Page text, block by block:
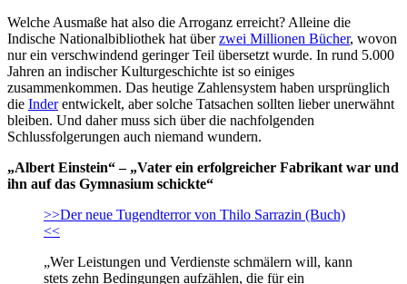
Welche Ausmaße hat also die Arroganz erreicht? Alleine die
Indische Nationalbibliothek hat überzwei Millionen Bücher, wovon
nur ein verschwindend geringer Teil übersetzt wurde. In rund 5.000
Jahren an indischer Kulturgeschichte ist so einiges
zusammenkommen. Das heutige Zahlensystem haben ursprünglich
die Inderentwickelt, aber solche Tatsachen sollten lieber unerwähnt
bleiben. Und daher muss sich über die nachfolgenden
Schlussfolgerungen auch niemand wundern.
„Albert Einstein“ – „Vater ein erfolgreicher Fabrikant war und
ihn auf das Gymnasium schickte“
>>Der neue Tugendterror von Thilo Sarrazin (Buch)
<<
„Wer Leistungen und Verdienste schmälern will, kann
stets zehn Bedingungen aufzählen, die für ein